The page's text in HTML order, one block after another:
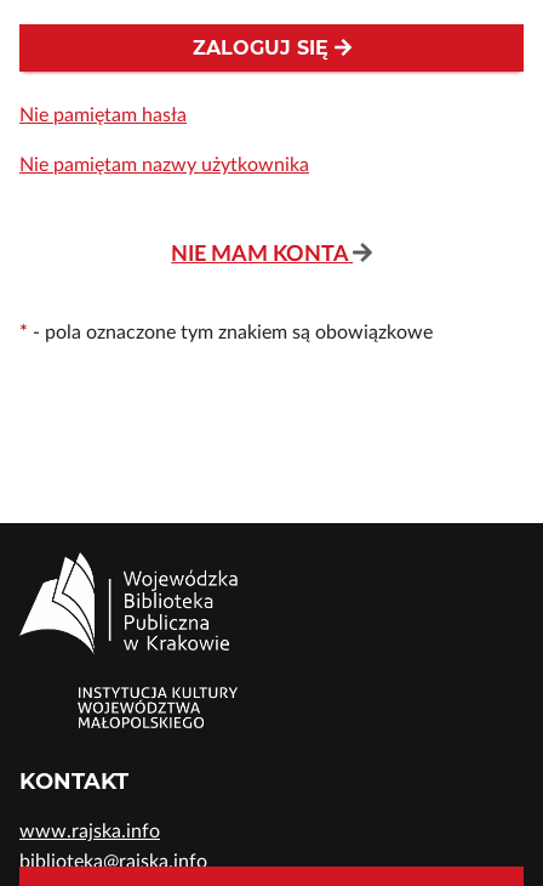
ZALOGUJ SIĘ
Nie pamiętam hasła
Nie pamiętam nazwy użytkownika
NIE MAM KONTA
* - pola oznaczone tym znakiem są obowiązkowe
KONTAKT
www.rajska.info
biblioteka@rajska.info